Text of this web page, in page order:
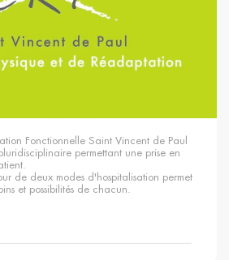
Fonctionnelle Saint Vincent de Paul
permettant une prise en
de deux modes d'hospitalisation permet
et possibilités de chacun.